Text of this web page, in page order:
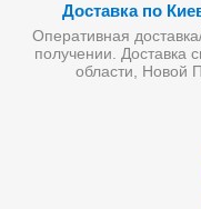
Доставка по
Оперативная
получении. Доставка
области, Новой